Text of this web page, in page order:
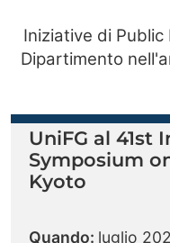
Iniziative di
Dipartimento
UniFG al 41st
Symposium
Kyoto
Quando: luglio